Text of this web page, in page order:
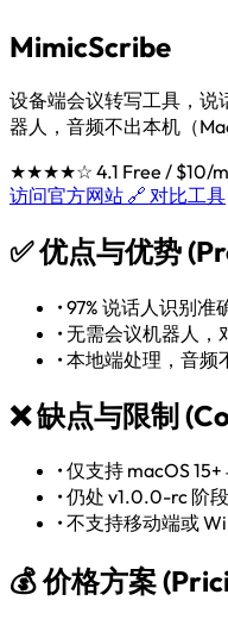
MimicScribe
设备端会议转写工具，说
器人，音频不出本机（
★★★★☆ 4.1 Free / $10/
访问官方网站 🔗 对比工具
✅优点与优势
•97% 说话人识别准
•无需会议机器人，
•本地端处理，音频
❌缺点与限制
•仅支持 macOS
•仍处 v1.0.0-rc 阶段
•不支持移动端或
💰 价格方案